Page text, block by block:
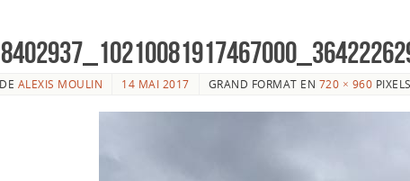
DE ALEXIS MOULIN 14 MAI 2017 GRAND FORMAT EN 720 × 960 PIXELS